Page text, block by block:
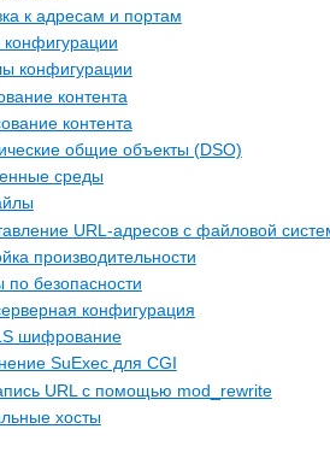
к адресам и портам
конфигурации
контента
контента
общие объекты (DSO)
среды
URL-адресов с файловой
производительности
по безопасности
конфигурация
шифрование
SuExec для CGI
URL с помощью mod_rewrite
хосты